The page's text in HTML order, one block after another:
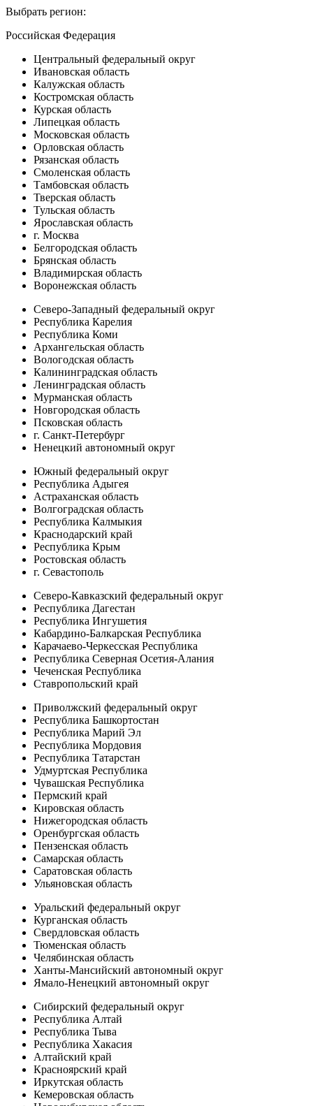
Выбрать регион:
Российская Федерация
Центральный федеральный округ
Ивановская область
Калужская область
Костромская область
Курская область
Липецкая область
Московская область
Орловская область
Рязанская область
Смоленская область
Тамбовская область
Тверская область
Тульская область
Ярославская область
г. Москва
Белгородская область
Брянская область
Владимирская область
Воронежская область
Северо-Западный федеральный округ
Республика Карелия
Республика Коми
Архангельская область
Вологодская область
Калининградская область
Ленинградская область
Мурманская область
Новгородская область
Псковская область
г. Санкт-Петербург
Ненецкий автономный округ
Южный федеральный округ
Республика Адыгея
Астраханская область
Волгоградская область
Республика Калмыкия
Краснодарский край
Республика Крым
Ростовская область
г. Севастополь
Северо-Кавказский федеральный округ
Республика Дагестан
Республика Ингушетия
Кабардино-Балкарская Республика
Карачаево-Черкесская Республика
Республика Северная Осетия-Алания
Чеченская Республика
Ставропольский край
Приволжский федеральный округ
Республика Башкортостан
Республика Марий Эл
Республика Мордовия
Республика Татарстан
Удмуртская Республика
Чувашская Республика
Пермский край
Кировская область
Нижегородская область
Оренбургская область
Пензенская область
Самарская область
Саратовская область
Ульяновская область
Уральский федеральный округ
Курганская область
Свердловская область
Тюменская область
Челябинская область
Ханты-Мансийский автономный округ
Ямало-Ненецкий автономный округ
Сибирский федеральный округ
Республика Алтай
Республика Тыва
Республика Хакасия
Алтайский край
Красноярский край
Иркутская область
Кемеровская область